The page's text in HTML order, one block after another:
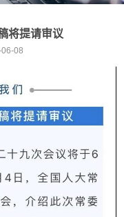
将提请审议
08